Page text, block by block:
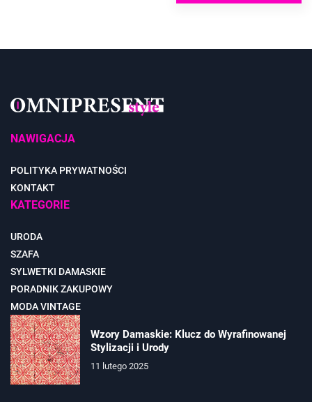
NAWIGACJA
POLITYKA PRYWATNOŚCI
KONTAKT
KATEGORIE
URODA
SZAFA
SYLWETKI DAMASKIE
PORADNIK ZAKUPOWY
MODA VINTAGE
Wzory Damaskie: Klucz do Wyrafinowanej
Stylizacji i Urody
11 lutego 2025